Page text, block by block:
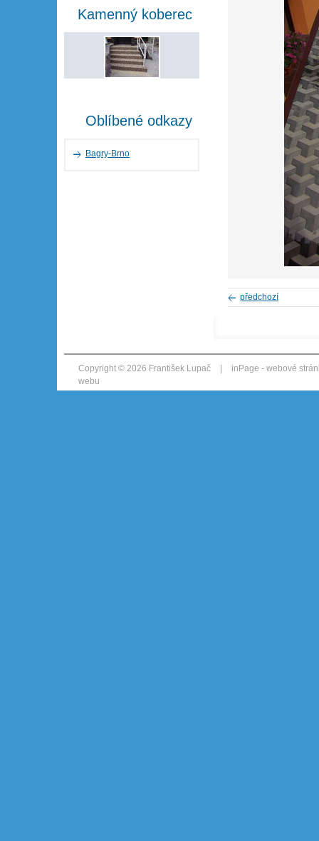
předchozí
Kamenný koberec
Oblíbené odkazy
Bagry-Brno
Copyright © 2026 František Lupač | inPage - webové
webu